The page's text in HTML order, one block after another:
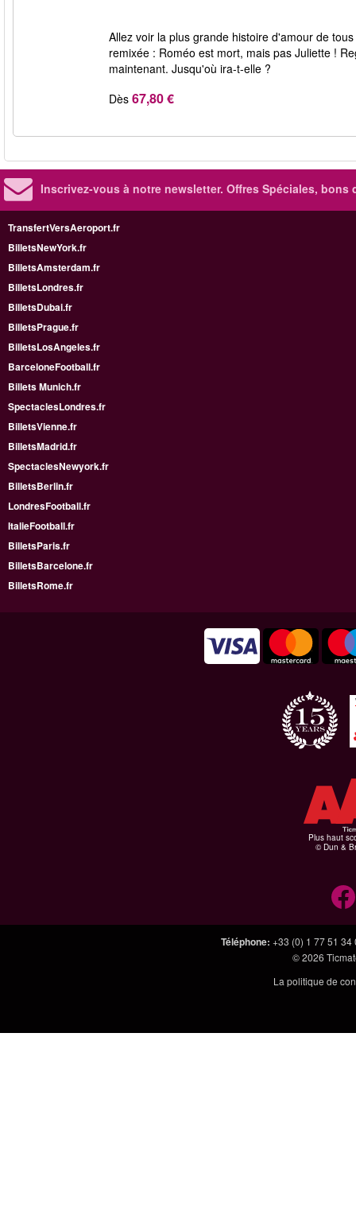
Allez voir la plus grande histoire d'amour de
remixée : Roméo est mort, mais pas Juliette !
maintenant. Jusqu'où ira-t-elle ?
Dès 67,80 €
Inscrivez-vous à notre newsletter. Offres Spéciales, bons
TransfertVersAeroport.fr
BilletsNewYork.fr
BilletsAmsterdam.fr
BilletsLondres.fr
BilletsDubai.fr
BilletsPrague.fr
BilletsLosAngeles.fr
BarceloneFootball.fr
Billets Munich.fr
SpectaclesLondres.fr
BilletsVienne.fr
BilletsMadrid.fr
SpectaclesNewyork.fr
BilletsBerlin.fr
LondresFootball.fr
ItalieFootball.fr
BilletsParis.fr
BilletsBarcelone.fr
BilletsRome.fr
Plus haut
© Dun &
Téléphone: +33 (0) 1 77 51 34
© 2026
La politique de